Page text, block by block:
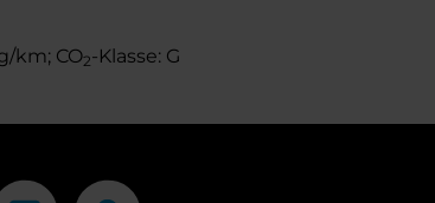
km; CO2-Klasse: G